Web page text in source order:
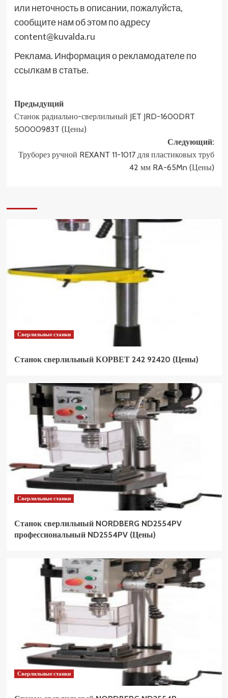
или неточность в описании, пожалуйста,
сообщите нам об этом по адресу
content@kuvalda.ru
Реклама. Информация о рекламодателе по
ссылкам в статье.
Навигация
записи
Предыдущий
Станок радиально-сверлильный JET JRD-1600DRT
50000983T (Цены)
Следующий:
Труборез ручной REXANT 11-1017 для пластиковых труб
42 мм RA-65Mn (Цены)
Сверлильные станки
Станок сверлильный КОРВЕТ 242 92420 (Цены)
Сверлильные станки
Станок сверлильный NORDBERG ND2554PV
профессиональный ND2554PV (Цены)
Сверлильные станки